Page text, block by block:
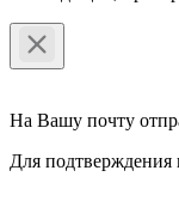
На Вашу почту
Для подтверждения